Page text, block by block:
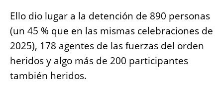
Ello dio lugar a la detención de 890 personas
(un 45 % que en las mismas celebraciones de
2025), 178 agentes de las fuerzas del orden
heridos y algo más de 200 participantes
también heridos.